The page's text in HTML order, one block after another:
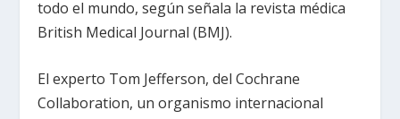
todo el mundo, según señala la revista médica
British Medical Journal (BMJ).
El experto Tom Jefferson, del Cochrane
Collaboration, un organismo internacional